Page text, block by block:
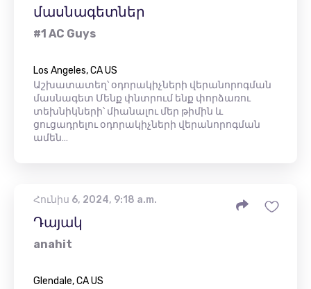
մասնագետներ
#1 AC Guys
Los Angeles, CA US
Աշխատատեղ՝ օդորակիչների վերանորոգման
մասնագետ Մենք փնտրում ենք փորձառու
տեխնիկների՝ միանալու մեր թիմին և
ցուցադրելու օդորակիչների վերանորոգման
ամեն…
Հունիս 6, 2024, 9:18 a.m.
Դայակ
anahit
Glendale, CA US